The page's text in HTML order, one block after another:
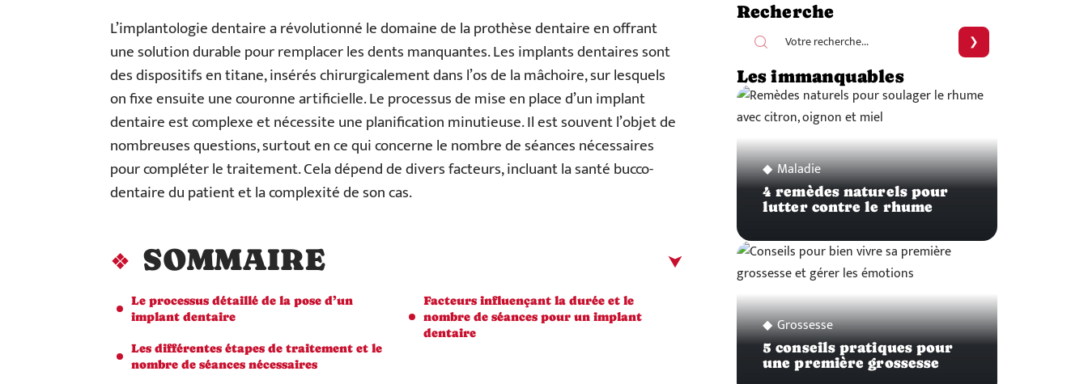
L’implantologie dentaire a révolutionné le domaine de la prothèse dentaire en offrant
une solution durable pour remplacer les dents manquantes. Les implants dentaires sont
des dispositifs en titane, insérés chirurgicalement dans l’os de la mâchoire, sur lesquels
on fixe ensuite une couronne artificielle. Le processus de mise en place d’un implant
dentaire est complexe et nécessite une planification minutieuse. Il est souvent l’objet de
nombreuses questions, surtout en ce qui concerne le nombre de séances nécessaires
pour compléter le traitement. Cela dépend de divers facteurs, incluant la santé bucco-
dentaire du patient et la complexité de son cas.
SOMMAIRE
Le processus détaillé de la pose d’un
implant dentaire
Les différentes étapes de traitement et le
nombre de séances nécessaires
Facteurs influençant la durée et le
nombre de séances pour un implant
dentaire
Recherche
Les immanquables
Maladie
4 remèdes naturels pour
lutter contre le rhume
Grossesse
5 conseils pratiques pour
une première grossesse